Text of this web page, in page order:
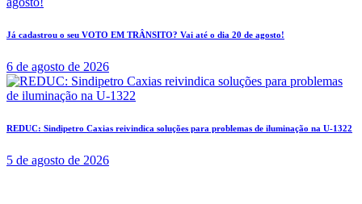
Já cadastrou o seu VOTO EM TRÂNSITO? Vai até o dia 20 de agosto!
6 de agosto de 2026
REDUC: Sindipetro Caxias reivindica soluções para problemas de iluminação na U-1322
5 de agosto de 2026